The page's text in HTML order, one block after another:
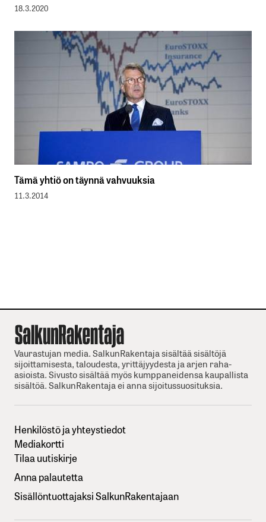
18.3.2020
Tämä yhtiö on täynnä vahvuuksia
11.3.2014
Vaurastujan media. SalkunRakentaja sisältää sisältöjä
sijoittamisesta, taloudesta, yrittäjyydesta ja arjen raha-
asioista. Sivusto sisältää myös kumppaneidensa kaupallista
sisältöä. SalkunRakentaja ei anna sijoitussuosituksia.
Henkilöstö ja yhteystiedot
Mediakortti
Tilaa uutiskirje
Anna palautetta
Sisällöntuottajaksi SalkunRakentajaan